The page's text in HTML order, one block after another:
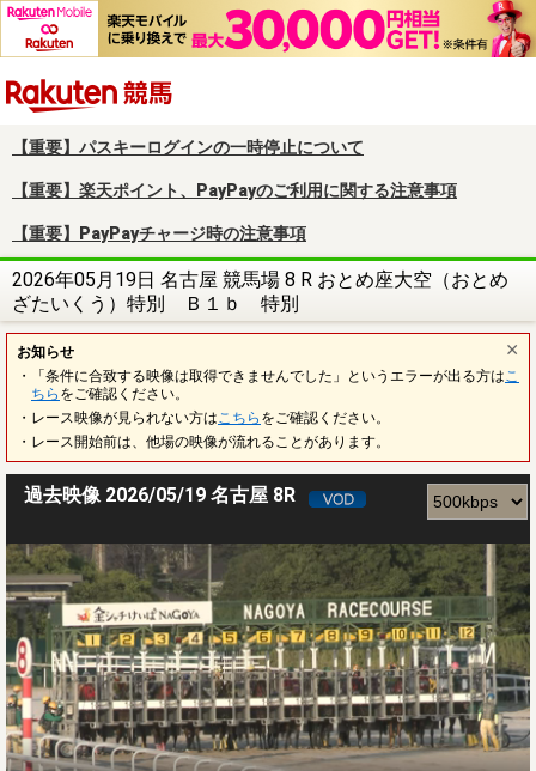
【重要】パスキーログインの一時停止について
【重要】楽天ポイント、PayPayのご利用に関する注意事項
【重要】PayPayチャージ時の注意事項
2026年05月19日 名古屋 競馬場 8 R おとめ座大空（おとめ
ざたいくう）特別 Ｂ１ｂ 特別
お知らせ
・「条件に合致する映像は取得できませんでした」というエラーが出る方は こ
ちら をご確認ください。
・レース映像が見られない方は こちら をご確認ください。
・レース開始前は、他場の映像が流れることがあります。
過去映像 2026/05/19 名古屋 8R